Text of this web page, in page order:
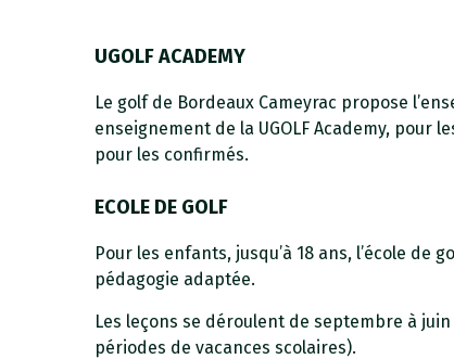
UGOLF ACADEMY
Le golf de Bordeaux Cameyrac propose
enseignement de la UGOLF Academy, pour
pour les confirmés.
ECOLE DE GOLF
Pour les enfants, jusqu’à 18 ans, l’école de
pédagogie adaptée.
Les leçons se déroulent de septembre à
périodes de vacances scolaires).